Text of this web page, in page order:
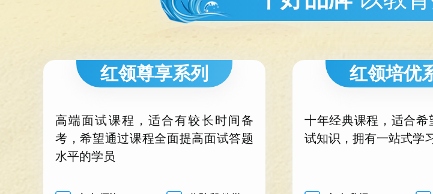
红领尊享系列
高端面试课程，适合有较长时间备
考，希望通过课程全面提高面试答题
水平的学员
红领培优
十年经典课程，适合希
试知识，拥有一站式学